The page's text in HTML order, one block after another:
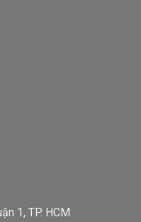
1, TP. HCM